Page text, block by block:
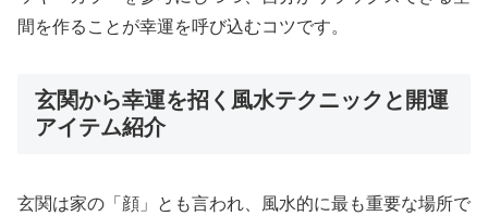
間を作ることが幸運を呼び込むコツです。
玄関から幸運を招く風水テクニックと開運
アイテム紹介
玄関は家の「顔」とも言われ、風水的に最も重要な場所で